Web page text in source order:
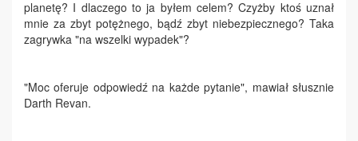
planetę? I dlaczego to ja byłem celem? Czyżby ktoś uznał
mnie za zbyt potężnego, bądź zbyt niebezpiecznego? Taka
zagrywka "na wszelki wypadek"?
"Moc oferuje odpowiedź na każde pytanie", mawiał słusznie
Darth Revan.